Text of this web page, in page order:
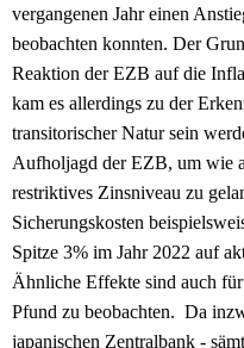
vergangenen Jahr einen
beobachten konnten. Der
Reaktion der EZB auf die
kam es allerdings zu der
transitorischer Natur sein
Aufholjagd der EZB, um wie
restriktives Zinsniveau zu
Sicherungskosten
Spitze 3% im Jahr 2022 auf
Ähnliche Effekte sind auch
Pfund zu beobachten. Da
japanischen Zentralbank -